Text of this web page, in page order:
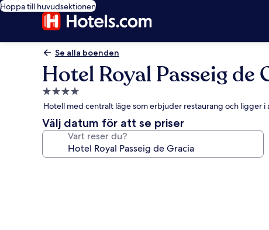
Hoppa till huvudsektionen
Se alla boenden
Hotel Royal Passeig de
4.0-
stjärnigt
boende
Hotell med centralt läge som erbjuder restaurang och ligger
Välj datum för att se priser
Vart reser du?